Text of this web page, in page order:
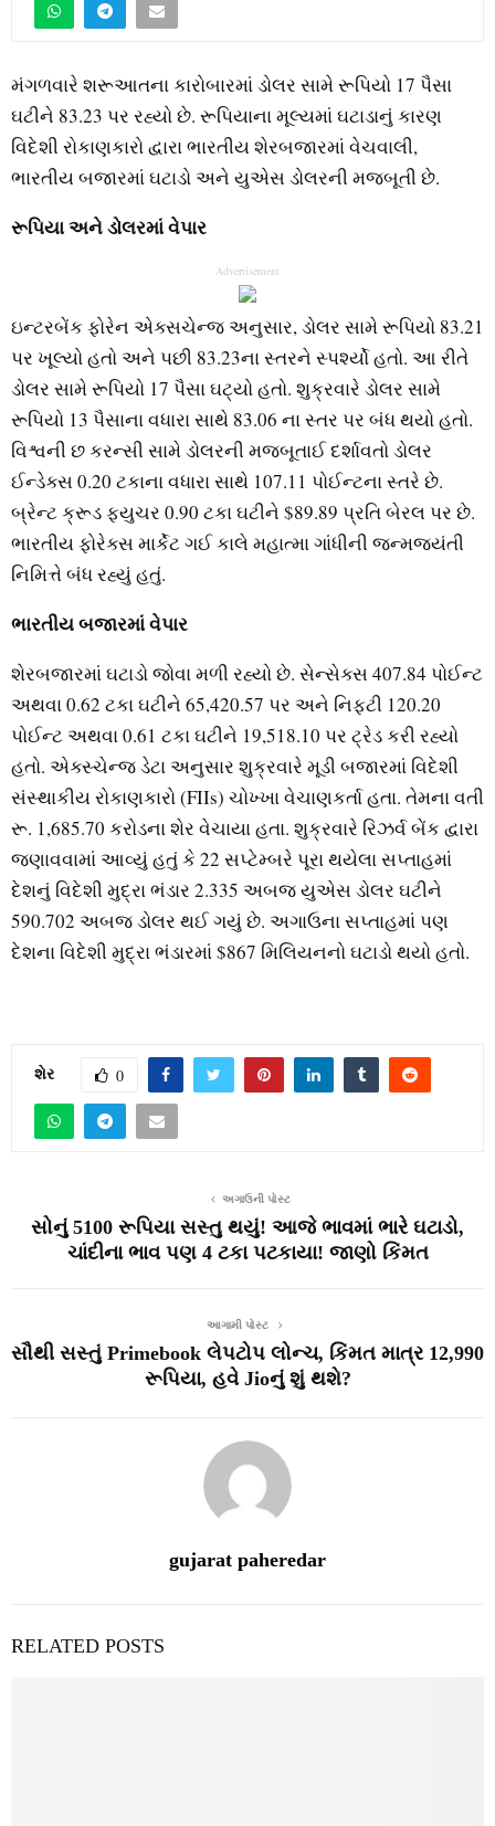
મંગળવારે શરૂઆતના કારોબારમાં ડોલર સામે રૂપિયો 17 પૈસા
ઘટીને 83.23 પર રહ્યો છે. રૂપિયાના મૂલ્યમાં ઘટાડાનું કારણ
વિદેશી રોકાણકારો દ્વારા ભારતીય શેરબજારમાં વેચવાલી,
ભારતીય બજારમાં ઘટાડો અને યુએસ ડોલરની મજબૂતી છે.
રૂપિયા અને ડોલરમાં વેપાર
Advertisement
ઇન્ટરબેંક ફોરેન એક્સચેન્જ અનુસાર, ડોલર સામે રૂપિયો 83.21
પર ખૂલ્યો હતો અને પછી 83.23ના સ્તરને સ્પર્શ્યો હતો. આ રીતે
ડોલર સામે રૂપિયો 17 પૈસા ઘટ્યો હતો. શુક્રવારે ડોલર સામે
રૂપિયો 13 પૈસાના વધારા સાથે 83.06 ના સ્તર પર બંધ થયો હતો.
વિશ્વની છ કરન્સી સામે ડોલરની મજબૂતાઈ દર્શાવતો ડોલર
ઈન્ડેક્સ 0.20 ટકાના વધારા સાથે 107.11 પોઈન્ટના સ્તરે છે.
બ્રેન્ટ ક્રૂડ ફ્યુચર 0.90 ટકા ઘટીને $89.89 પ્રતિ બેરલ પર છે.
ભારતીય ફોરેક્સ માર્કેટ ગઈ કાલે મહાત્મા ગાંધીની જન્મજયંતી
નિમિત્તે બંધ રહ્યું હતું.
ભારતીય બજારમાં વેપાર
શેરબજારમાં ઘટાડો જોવા મળી રહ્યો છે. સેન્સેક્સ 407.84 પોઈન્ટ
અથવા 0.62 ટકા ઘટીને 65,420.57 પર અને નિફ્ટી 120.20
પોઈન્ટ અથવા 0.61 ટકા ઘટીને 19,518.10 પર ટ્રેડ કરી રહ્યો
હતો. એક્સ્ચેન્જ ડેટા અનુસાર શુક્રવારે મૂડી બજારમાં વિદેશી
સંસ્થાકીય રોકાણકારો (FIIs) ચોખ્ખા વેચાણકર્તા હતા. તેમના વતી
રૂ. 1,685.70 કરોડના શેર વેચાયા હતા. શુક્રવારે રિઝર્વ બેંક દ્વારા
જણાવવામાં આવ્યું હતું કે 22 સપ્ટેમ્બરે પૂરા થયેલા સપ્તાહમાં
દેશનું વિદેશી મુદ્રા ભંડાર 2.335 અબજ યુએસ ડોલર ઘટીને
590.702 અબજ ડોલર થઈ ગયું છે. અગાઉના સપ્તાહમાં પણ
દેશના વિદેશી મુદ્રા ભંડારમાં $867 મિલિયનનો ઘટાડો થયો હતો.
શેર 0
અગાઉની પોસ્ટ
સોનું 5100 રૂપિયા સસ્તુ થયું! આજે ભાવમાં ભારે ઘટાડો,
ચાંદીના ભાવ પણ 4 ટકા પટકાયા! જાણો કિંમત
આગામી પોસ્ટ
સૌથી સસ્તું Primebook લેપટોપ લોન્ચ, કિંમત માત્ર 12,990
રૂપિયા, હવે Jioનું શું થશે?
gujarat paheredar
RELATED POSTS